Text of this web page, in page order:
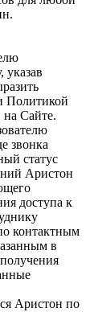
указав
Политикой
Сайте.
звонка
статус
Аристон
доступа к
контактным
в
Аристон по